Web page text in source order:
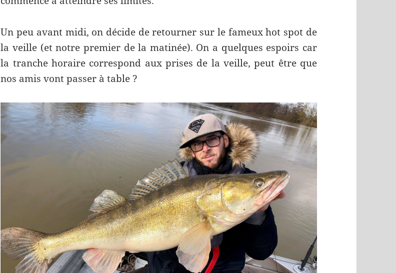
Un peu avant midi, on décide de retourner sur le fameux hot spot de
la veille (et notre premier de la matinée). On a quelques espoirs car
la tranche horaire correspond aux prises de la veille, peut être que
nos amis vont passer à table ?